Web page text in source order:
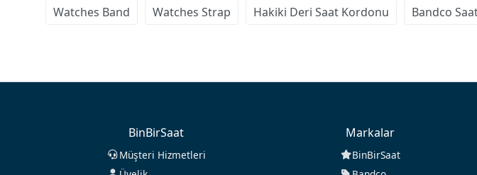
Watches Band Watches Strap Hakiki Deri Saat Kordonu Bandco
BinBirSaat
Müşteri Hizmetleri
Markalar
BinBirSaat